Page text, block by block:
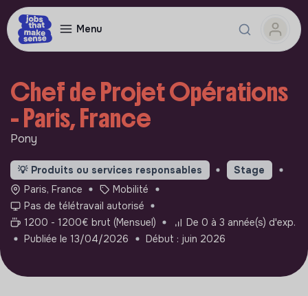
Menu
Chef de Projet Opérations
- Paris, France
Pony
💡 Produits ou services responsables
Stage
Paris, France
Mobilité
Pas de télétravail autorisé
1200 - 1200€ brut (Mensuel)
De 0 à 3 année(s) d'exp.
Publiée le 13/04/2026
Début : juin 2026